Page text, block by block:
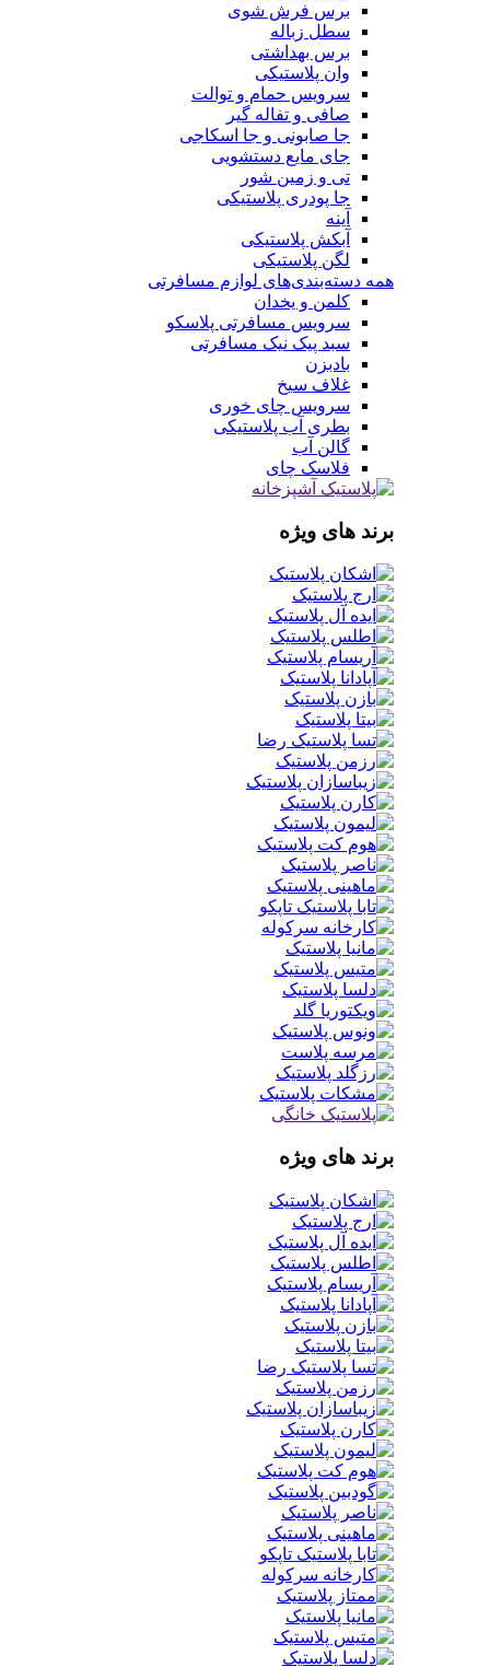
برس فرش شوی
سطل زباله
برس بهداشتی
وان پلاستیکی
سرویس حمام و توالت
صافی و تفاله گیر
جا صابونی و جا اسکاجی
جای مایع دستشویی
تی و زمین شور
جا پودری پلاستیکی
آینه
آبکش پلاستیکی
لگن پلاستیکی
همه دسته‌بندی‌های لوازم مسافرتی
کلمن و یخدان
سرویس مسافرتی پلاسکو
سبد پیک نیک مسافرتی
بادبزن
غلاف سیخ
سرویس چای خوری
بطری آب پلاستیکی
گالن آب
فلاسک چای
برند های ویژه
برند های ویژه